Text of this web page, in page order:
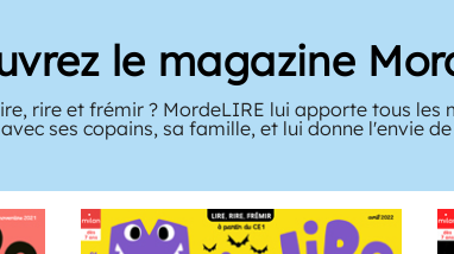
le magazine
rire et frémir ? MordeLIRE lui apporte tous les
ses copains, sa famille, et lui donne l'envie